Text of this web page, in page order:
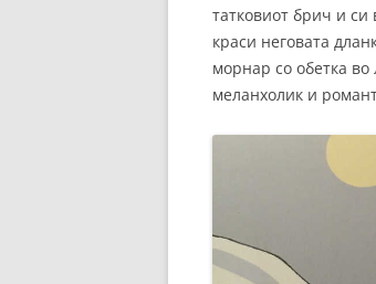
татковиот брич и си
краси неговата
морнар со обетка
меланхолик и